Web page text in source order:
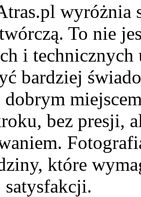
wyróżnia
To nie
i
bardziej
dobrym
bez presji,
które
satysfakcji.